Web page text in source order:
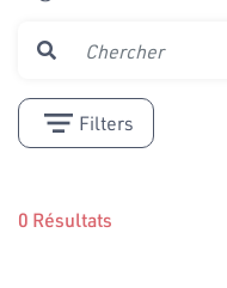
Filters
0 Résultats